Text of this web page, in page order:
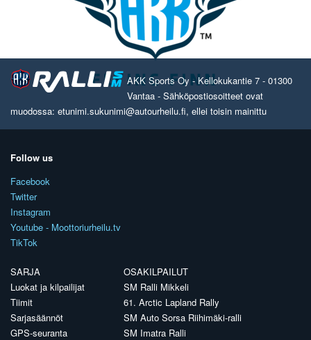
AKK Sports Oy - Kellokukantie 7 - 01300
Vantaa - Sähköpostiosoitteet ovat
muodossa: etunimi.sukunimi@autourheilu.fi, ellei toisin mainittu
Follow us
Facebook
Twitter
Instagram
Youtube - Moottoriurheilu.tv
TikTok
SARJA
Luokat ja kilpailijat
Tiimit
Sarjasäännöt
GPS-seuranta
OSAKILPAILUT
SM Ralli Mikkeli
61. Arctic Lapland Rally
SM Auto Sorsa Riihimäki-ralli
SM Imatra Ralli